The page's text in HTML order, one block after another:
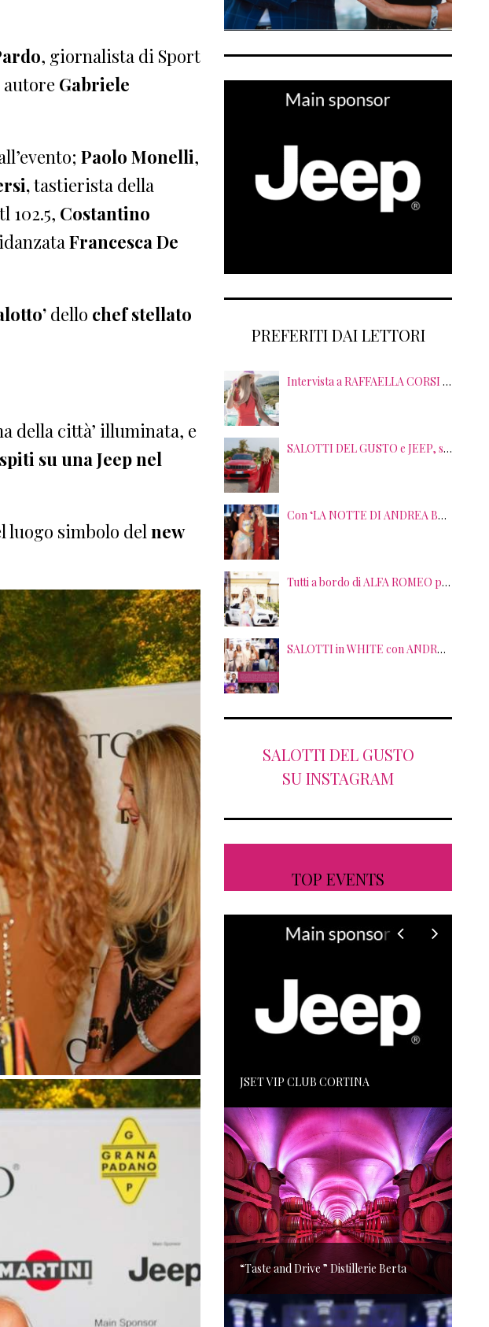
, giornalista di Sport
Gabriele
Paolo Monelli,
tastierista della
102.5, Costantino
Francesca De
dello chef stellato
della città’ illuminata, e
su una Jeep nel
luogo simbolo delnew
PREFERITI DAI LETTORI
Intervista a RAFFAELLA CORSI tra EVENTI, PSICOLOGIA ed EMOZIONI
SALOTTI DEL GUSTO e JEEP, sei anni di SUCCESSI tra splendide LOCATION, TERRITORI e GUSTO
Con ‘LA NOTTE DI ANDREA BOCELLI’ l’ARENA si accende di musica e solidarietà! I SALOTTI DEL GUSTO conquistano tutti; tra gli ospiti, RICHARD GERE
Tutti a bordo di ALFA ROMEO per la seconda edizione di STRADE STELLATE con le gourmet experience SALOTTI DEL GUSTO
SALOTTI in WHITE con ANDREA BOCELLI! Tra gli ospiti NICOLAS CAGE, RAOUL BOVA, SHARON STONE e RANJA DI GIORDANIA
SALOTTI DEL GUSTO
SU INSTAGRAM
TOP EVENTS
JSET VIP CLUB CORTINA
“Taste and Drive ” Distillerie Berta